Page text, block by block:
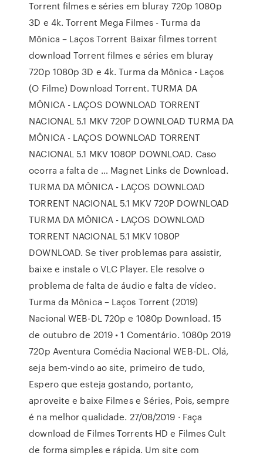
Torrent filmes e séries em bluray 720p 1080p
3D e 4k. Torrent Mega Filmes - Turma da
Mônica – Laços Torrent Baixar filmes torrent
download Torrent filmes e séries em bluray
720p 1080p 3D e 4k. Turma da Mônica - Laços
(O Filme) Download Torrent. TURMA DA
MÔNICA - LAÇOS DOWNLOAD TORRENT
NACIONAL 5.1 MKV 720P DOWNLOAD TURMA DA
MÔNICA - LAÇOS DOWNLOAD TORRENT
NACIONAL 5.1 MKV 1080P DOWNLOAD. Caso
ocorra a falta de … Magnet Links de Download.
TURMA DA MÔNICA - LAÇOS DOWNLOAD
TORRENT NACIONAL 5.1 MKV 720P DOWNLOAD
TURMA DA MÔNICA - LAÇOS DOWNLOAD
TORRENT NACIONAL 5.1 MKV 1080P
DOWNLOAD. Se tiver problemas para assistir,
baixe e instale o VLC Player. Ele resolve o
problema de falta de áudio e falta de vídeo.
Turma da Mônica – Laços Torrent (2019)
Nacional WEB-DL 720p e 1080p Download. 15
de outubro de 2019 • 1 Comentário. 1080p 2019
720p Aventura Comédia Nacional WEB-DL. Olá,
seja bem-vindo ao site, primeiro de tudo,
Espero que esteja gostando, portanto,
aproveite e baixe Filmes e Séries, Pois, sempre
é na melhor qualidade. 27/08/2019 · Faça
download de Filmes Torrents HD e Filmes Cult
de forma simples e rápida. Um site com